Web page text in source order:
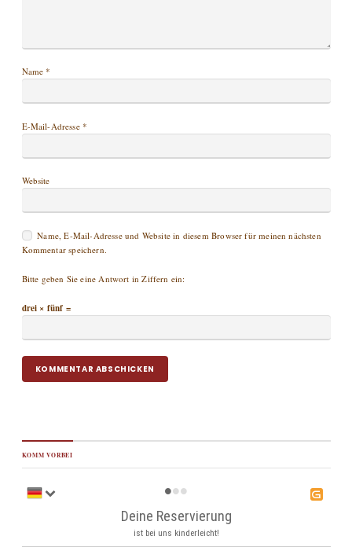
Name*
E-Mail-Adresse*
Website
Name, E-Mail-Adresse und Website in diesem Browser für meinen nächsten
Kommentar speichern.
Bitte geben Sie eine Antwort in Ziffern ein:
drei × fünf =
KOMM VORBEI